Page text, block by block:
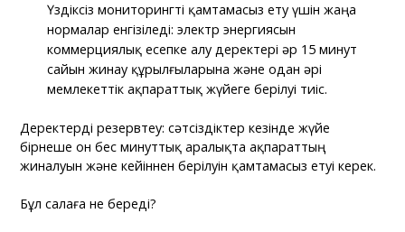
Үздіксіз мониторингті қамтамасыз ету үшін жаңа
нормалар енгізіледі: электр энергиясын
коммерциялық есепке алу деректері әр 15 минут
сайын жинау құрылғыларына және одан әрі
мемлекеттік ақпараттық жүйеге берілуі тиіс.
Деректерді резервтеу: сәтсіздіктер кезінде жүйе
бірнеше он бес минуттық аралықта ақпараттың
жиналуын және кейіннен берілуін қамтамасыз етуі керек.
Бұл салаға не береді?